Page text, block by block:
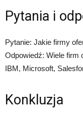
Pytania i
Pytanie: Jakie firmy
Odpowiedź: Wiele firm
IBM, Microsoft,
Konkluzja